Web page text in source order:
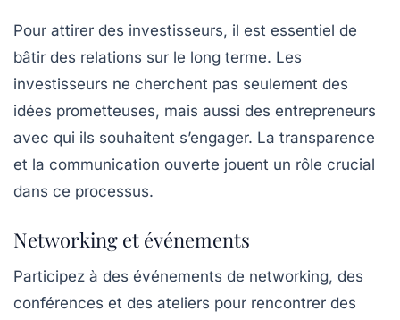
Pour attirer des investisseurs, il est essentiel de
bâtir des relations sur le long terme. Les
investisseurs ne cherchent pas seulement des
idées prometteuses, mais aussi des entrepreneurs
avec qui ils souhaitent s’engager. La transparence
et la communication ouverte jouent un rôle crucial
dans ce processus.
Networking et événements
Participez à des événements de networking, des
conférences et des ateliers pour rencontrer des